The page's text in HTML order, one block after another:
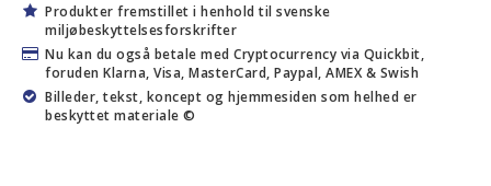
Produkter fremstillet i henhold til svenske
miljøbeskyttelsesforskrifter
Nu kan du også betale med Cryptocurrency via Quickbit,
foruden Klarna, Visa, MasterCard, Paypal, AMEX & Swish
Billeder, tekst, koncept og hjemmesiden som helhed er
beskyttet materiale ©